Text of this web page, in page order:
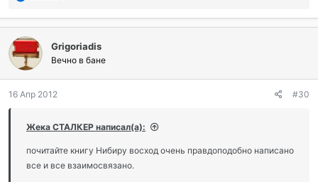
б
а
г
о
а
и
и
:
Grigoriadis
Вечно в бане
16 Апр 2012 #30
Жека СТАЛКЕР написал(а):
почитайте книгу Нибиру восход очень правдоподобно написано
все и все взаимосвязано.